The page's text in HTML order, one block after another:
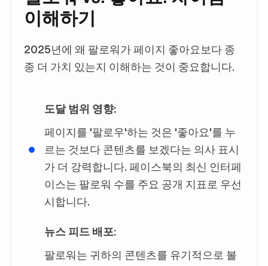
이해하기
2025년에 왜 팔로워가 페이지 좋아요보다 종
종 더 가치 있는지 이해하는 것이 중요합니다.
도달 범위 영향:
페이지를 '팔로우'하는 것은 '좋아요'를 누
르는 것보다 콘텐츠를 보겠다는 의사 표시
가 더 강력합니다. 페이스북의 최신 인터페
이스는 팔로워 수를 주요 공개 지표로 우선
시합니다.
뉴스 피드 배포:
팔로워는 귀하의 콘텐츠를 유기적으로 볼